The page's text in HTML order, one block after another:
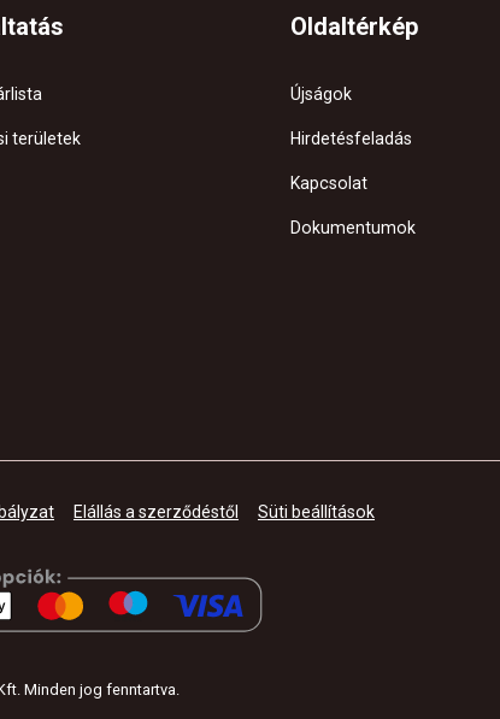
területek
Oldaltérkép
Újságok
Hirdetésfeladás
Kapcsolat
Dokumentumok
Elállás a szerződéstől Süti beállítások
Minden jog fenntartva.